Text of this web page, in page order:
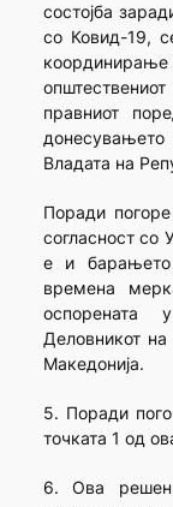
состојба
со Ковид-19,
правниот
Владата на
Поради
согласност со
е и барањето
времена
оспорената
Деловникот
Македонија.
5. Поради
точката 1 од
6. Ова